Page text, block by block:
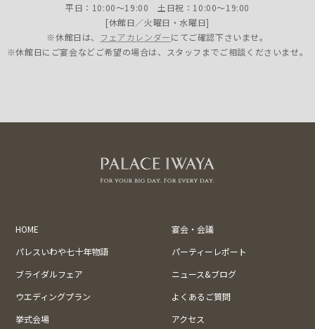
平日：10:00〜19:00 土日祝：10:00〜19:00
[休館日／火曜日・水曜日]
※休館日は、 フェアカレンダーにてご確認下さいませ。
※休館日にご宴会などご希望の場合は、スタッフまでご相談くださいませ。
HOME
宴会・会議
パレスいわや七十年物語
パーティーレポート
ブライダルフェア
ニュース&ブログ
ウエディングプラン
よくあるご質問
挙式会場
アクセス